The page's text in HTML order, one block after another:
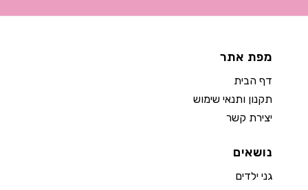
מפת אתר
דף הבית
תקנון ותנאי שימוש
יצירת קשר
נושאים
גני ילדים